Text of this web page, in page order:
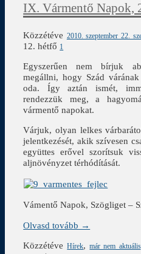
IX. Vármentő Napok,
Közzétéve 2010. szeptember 22.
12. hétfő 1
Egyszerűen nem bírjuk
megállni, hogy Szád
oda. Így aztán ismét,
rendezzük meg, a
vármentő napokat.
Várjuk, olyan lelkes
jelentkezését, akik szívesen
együttes erővel szorítsuk
aljnövényzet térhódítását.
Vámentő Napok, Szögliget –
Olvasd tovább →
Közzétéve Hírek,már nem aktuális